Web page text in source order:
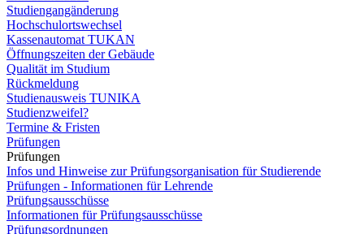
Studiengangänderung
Hochschulortswechsel
Kassenautomat TUKAN
Öffnungszeiten der Gebäude
Qualität im Studium
Rückmeldung
Studienausweis TUNIKA
Studienzweifel?
Termine & Fristen
Prüfungen
Prüfungen
Infos und Hinweise zur Prüfungsorganisation für Studierende
Prüfungen - Informationen für Lehrende
Prüfungsausschüsse
Informationen für Prüfungsausschüsse
Prüfungsordnungen